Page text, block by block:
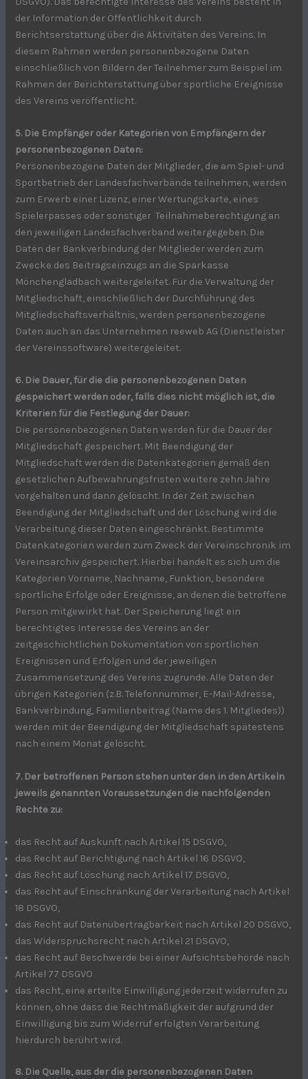
der Information der Öffentlichkeit durch
Berichtserstattung über die Aktivitäten des Vereins. In
diesem Rahmen werden personenbezogene Daten
einschließlich von Bildern der Teilnehmer zum Beispiel im
Rahmen der Berichterstattung über sportliche Ereignisse
des Vereins veröffentlicht.
5. Die Empfänger oder Kategorien von Empfängern der
personenbezogenen Daten:
Personenbezogene Daten der Mitglieder, die am Spiel- und
Sportbetrieb der Landesfachverbände teilnehmen, werden
zum Erwerb einer Lizenz, einer Wertungskarte, eines
Spielerpasses oder sonstiger Teilnahmeberechtigung an
den jeweiligen Landesfachverband weitergegeben. Die
Daten der Bankverbindung der Mitglieder werden zum
Zwecke des Beitragseinzugs an die Sparkasse
Mönchengladbach weitergeleitet. Für die Verwaltung der
Mitgliedschaft, einschließlich der Durchführung des
Mitgliedschaftsverhältnis, werden personenbezogene
Daten auch an das Unternehmen reeweb AG (Dienstleister
der Vereinssoftware) weitergeleitet.
6. Die Dauer, für die die personenbezogenen Daten
gespeichert werden oder, falls dies nicht möglich ist, die
Kriterien für die Festlegung der Dauer:
Die personenbezogenen Daten werden für die Dauer der
Mitgliedschaft gespeichert. Mit Beendigung der
Mitgliedschaft werden die Datenkategorien gemäß den
gesetzlichen Aufbewahrungsfristen weitere zehn Jahre
vorgehalten und dann gelöscht. In der Zeit zwischen
Beendigung der Mitgliedschaft und der Löschung wird die
Verarbeitung dieser Daten eingeschränkt. Bestimmte
Datenkategorien werden zum Zweck der Vereinschronik im
Vereinsarchiv gespeichert. Hierbei handelt es sich um die
Kategorien Vorname, Nachname, Funktion, besondere
sportliche Erfolge oder Ereignisse, an denen die betroffene
Person mitgewirkt hat. Der Speicherung liegt ein
berechtigtes Interesse des Vereins an der
zeitgeschichtlichen Dokumentation von sportlichen
Ereignissen und Erfolgen und der jeweiligen
Zusammensetzung des Vereins zugrunde. Alle Daten der
übrigen Kategorien (z.B. Telefonnummer, E-Mail-Adresse,
Bankverbindung, Familienbeitrag (Name des 1. Mitgliedes))
werden mit der Beendigung der Mitgliedschaft spätestens
nach einem Monat gelöscht.
7. Der betroffenen Person stehen unter den in den Artikeln
jeweils genannten Voraussetzungen die nachfolgenden
Rechte zu:
das Recht auf Auskunft nach Artikel 15 DSGVO,
das Recht auf Berichtigung nach Artikel 16 DSGVO,
das Recht auf Löschung nach Artikel 17 DSGVO,
das Recht auf Einschränkung der Verarbeitung nach Artikel
18 DSGVO,
das Recht auf Datenübertragbarkeit nach Artikel 20 DSGVO,
das Widerspruchsrecht nach Artikel 21 DSGVO,
das Recht auf Beschwerde bei einer Aufsichtsbehörde nach
Artikel 77 DSGVO
das Recht, eine erteilte Einwilligung jederzeit widerrufen zu
können, ohne dass die Rechtmäßigkeit der aufgrund der
Einwilligung bis zum Widerruf erfolgten Verarbeitung
hierdurch berührt wird.
8. Die Quelle, aus der die personenbezogenen Daten